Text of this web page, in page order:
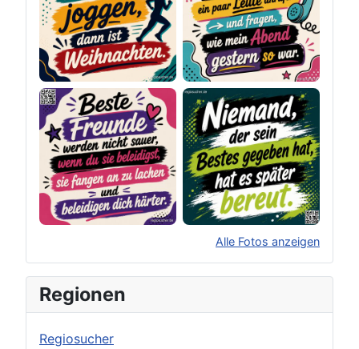
Alle Fotos anzeigen
Original herunterladen
Regionen
Regiosucher